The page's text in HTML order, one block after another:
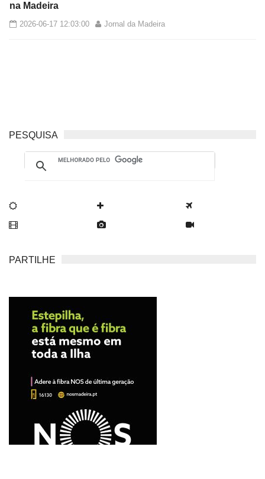
na Madeira
2026-06-17 12:03:00 Jornal da Madeira
PESQUISA
PARTILHE